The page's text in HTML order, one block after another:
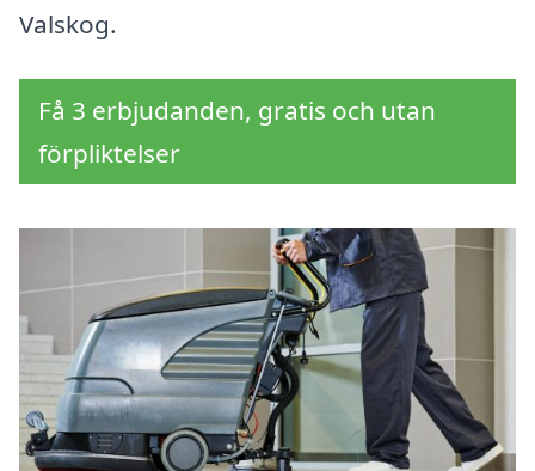
Valskog.
Få 3 erbjudanden, gratis och utan
förpliktelser